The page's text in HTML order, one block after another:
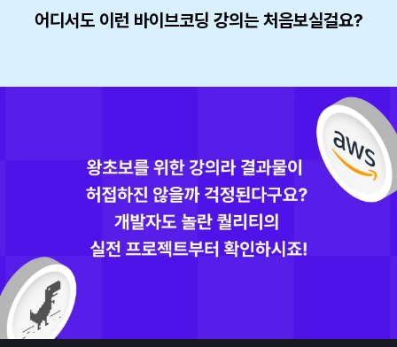
어디서도 이런 바이브코딩 강의는 처음보실걸요?